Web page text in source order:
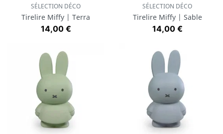
SÉLECTION DÉCO
Tirelire Miffy | Terra
Prix
14,00 €
SÉLECTION DÉCO
Tirelire Miffy | Sable
Prix
14,00 €